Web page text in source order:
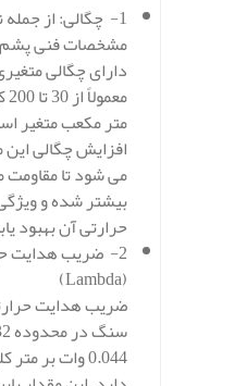
1- چگالی: از
مشخصات فنی
دارای چگالی
متر مکعب متغیر
افزایش چگالی این
می‌ شود تا مقاومت
بیشتر شده و
حرارتی آن بهبود
2- ضریب هدایت
(Lambda)
ضریب هدایت
0.044 وات بر